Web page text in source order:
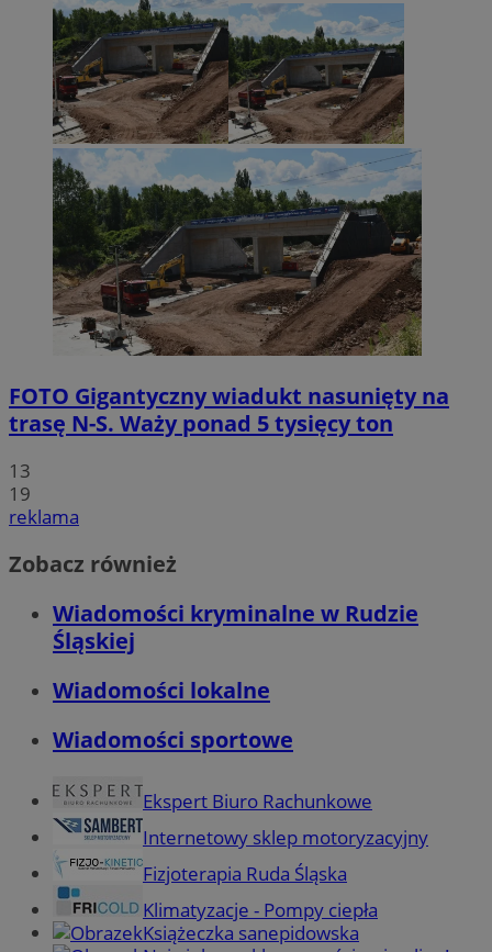
FOTO Gigantyczny wiadukt nasunięty na
trasę N-S. Waży ponad 5 tysięcy ton
13
19
reklama
Zobacz również
Wiadomości kryminalne w Rudzie
Śląskiej
Wiadomości lokalne
Wiadomości sportowe
Ekspert Biuro Rachunkowe
Internetowy sklep motoryzacyjny
Fizjoterapia Ruda Śląska
Klimatyzacje - Pompy ciepła
Książeczka sanepidowska